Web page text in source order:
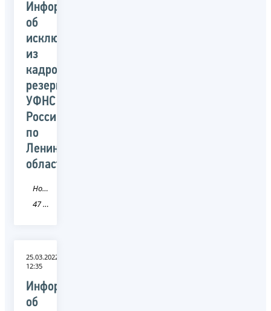
Информация
об
исключении
из
кадрового
резерва
УФНС
России
по
Ленинградской
области
Новость
47 Ленинградская область
25.03.2022
12:35
Информация
об